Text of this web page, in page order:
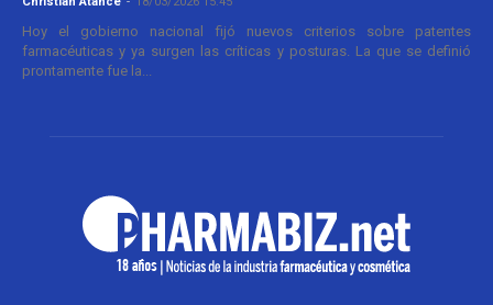
Hoy el gobierno nacional fijó nuevos criterios sobre patentes
farmacéuticas y ya surgen las críticas y posturas. La que se definió
prontamente fue la...